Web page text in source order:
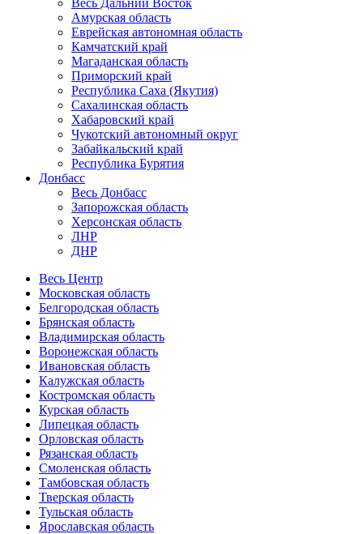
Весь Дальний Восток
Амурская область
Еврейская автономная область
Камчатский край
Магаданская область
Приморский край
Республика Саха (Якутия)
Сахалинская область
Хабаровский край
Чукотский автономный округ
Забайкальский край
Республика Бурятия
Донбасс
Весь Донбасс
Запорожская область
Херсонская область
ЛНР
ДНР
Весь Центр
Московская область
Белгородская область
Брянская область
Владимирская область
Воронежская область
Ивановская область
Калужская область
Костромская область
Курская область
Липецкая область
Орловская область
Рязанская область
Смоленская область
Тамбовская область
Тверская область
Тульская область
Ярославская область